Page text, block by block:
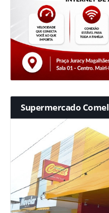
Supermercado Comel